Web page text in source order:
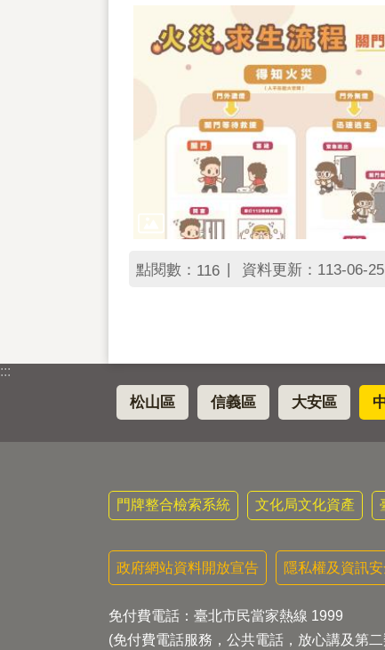
點閱數： 116 資料更新：113-06-
:::
松山區 信義區 大安區
門牌整合檢索系統 文化局文化資產
政府網站資料開放宣告 隱私權及資訊
免付費電話：臺北市民當家熱線 1999
(免付費電話服務，公共電話，放心講及第